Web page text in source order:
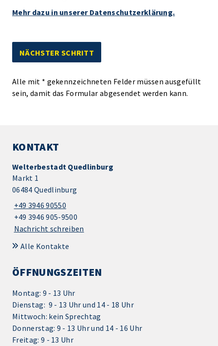
Mehr dazu in unserer Datenschutzerklärung.
Alle mit * gekennzeichneten Felder müssen ausgefüllt
sein, damit das Formular abgesendet werden kann.
KONTAKT
Welterbestadt Quedlinburg
Markt 1
06484 Quedlinburg
+49 3946 90550
+49 3946 905-9500
Nachricht schreiben
Alle Kontakte
ÖFFNUNGSZEITEN
Montag: 9 - 13 Uhr
Dienstag: 9 - 13 Uhr und 14 - 18 Uhr
Mittwoch: kein Sprechtag
Donnerstag: 9 - 13 Uhr und 14 - 16 Uhr
Freitag: 9 - 13 Uhr